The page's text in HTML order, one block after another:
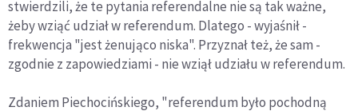
stwierdzili, że te pytania referendalne nie są tak ważne,
żeby wziąć udział w referendum. Dlatego - wyjaśnił -
frekwencja "jest żenująco niska". Przyznał też, że sam -
zgodnie z zapowiedziami - nie wziął udziału w referendum.
Zdaniem Piechocińskiego, "referendum było pochodną